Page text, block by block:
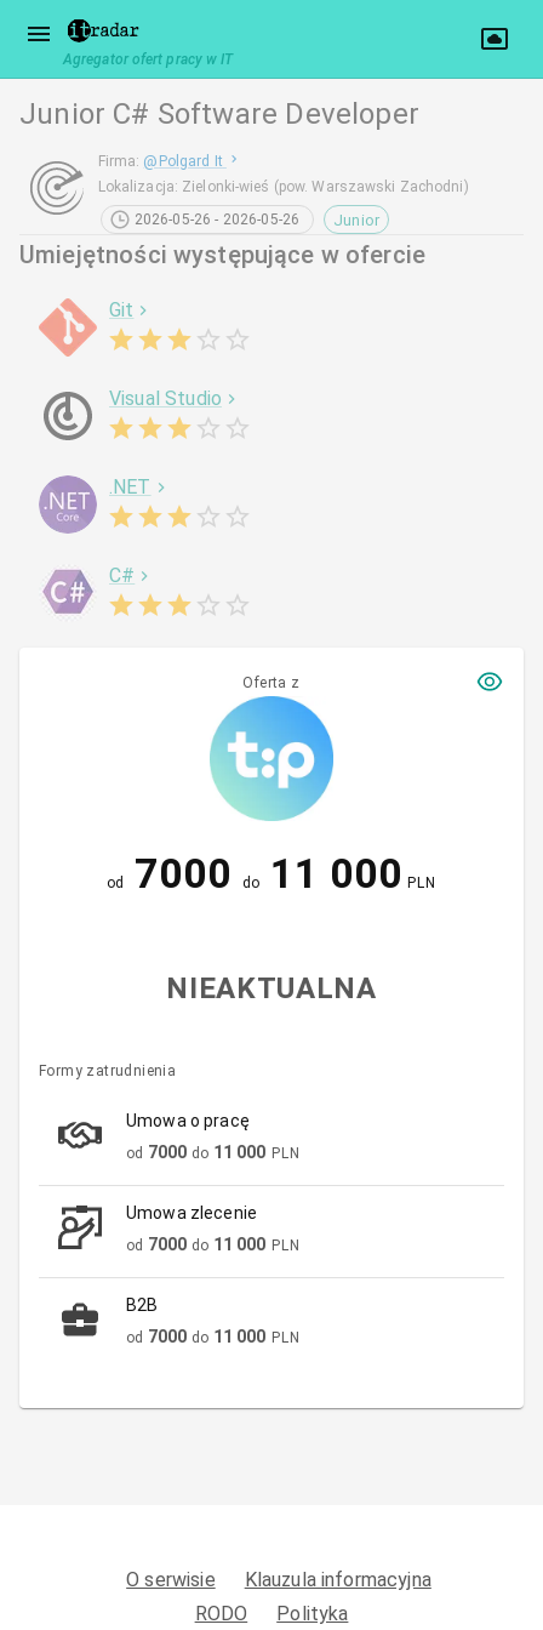
Agregator ofert pracy w IT
Junior C# Software Developer
Firma: @ Polgard It
Lokalizacja: Zielonki-wieś (pow. Warszawski Zachodni)
2026-05-26 - 2026-05-26
Junior
Umiejętności występujące w ofercie
Git
Visual Studio
.NET
C#
Oferta z
od 7000 do 11 000 PLN
NIEAKTUALNA
Formy zatrudnienia
Umowa o pracę
od 7000 do 11 000 PLN
Umowa zlecenie
od 7000 do 11 000 PLN
B2B
od 7000 do 11 000 PLN
O serwisie
Klauzula informacyjna
RODO
Polityka